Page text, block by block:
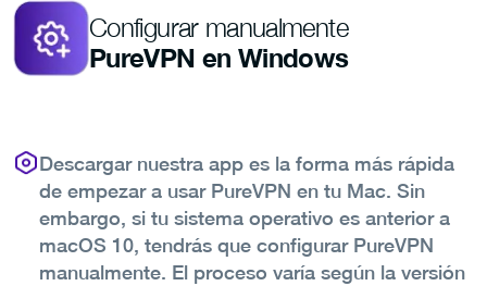
Configurar manualmente
PureVPN en Windows
Descargar nuestra app es la forma más rápida
de empezar a usar PureVPN en tu Mac. Sin
embargo, si tu sistema operativo es anterior a
macOS 10, tendrás que configurar PureVPN
manualmente. El proceso varía según la versión